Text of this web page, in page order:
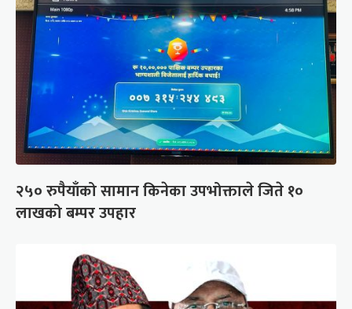
२५० रुपैयाँको सामान किनेका उपभोक्ताले जिते १०
लाखको बम्पर उपहार